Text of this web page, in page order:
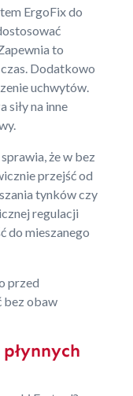
ErgoFix do
to
Dodatkowo
uchwytów.
siły na inne
że w bez
przejść od
tynków czy
regulacji
do mieszanego
przed
bez obaw